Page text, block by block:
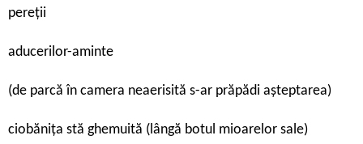
pereții
aducerilor-aminte
(de parcă în camera neaerisită s-ar prăpădi așteptarea)
ciobănița stă ghemuită (lângă botul mioarelor sale)